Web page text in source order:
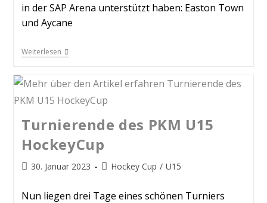
in der SAP Arena unterstützt haben: Easton Town
und Aycane
Weiterlesen
Turnierende des PKM U15
HockeyCup
30. Januar 2023 Hockey Cup / U15
Nun liegen drei Tage eines schönen Turniers